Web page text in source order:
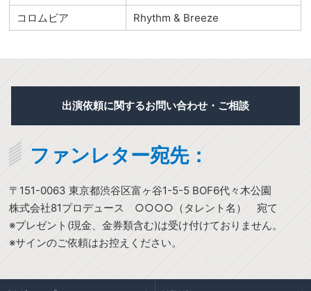
コロムビア
Rhythm & Breeze
出演依頼に関するお問い合わせ・ご相談
ファンレター宛先：
〒151-0063 東京都渋谷区富ヶ谷1-5-5 BOF6代々木公園
株式会社81プロデュース ○○○○（タレント名） 宛て
※プレゼント(現金、金券類含む)は受け付けておりません。
※サインのご依頼はお控えください。